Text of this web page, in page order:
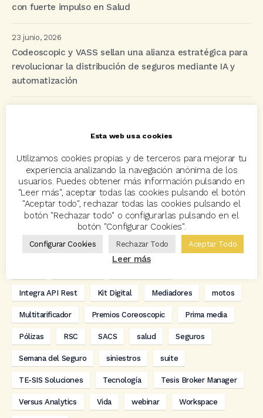
con fuerte impulso en Salud
23 junio, 2026
Codeoscopic y VASS sellan una alianza estratégica para
revolucionar la distribución de seguros mediante IA y
automatización
acuerdo Acuerdos Allianz asisa autos
Avant2 Avant2 Sales Manager ayudas Bcover
Carlos Rovira Codeoscopic Codeoscopic Academy
Codeoscopic Workspace Coverize Decesos
digitalización Eventos formación GRC-Broker
Integra API Rest Kit Digital Mediadores motos
Multitarificador Premios Coreoscopic Prima media
Pólizas RSC SACS salud Seguros
Semana del Seguro siniestros suite
TE-SIS Soluciones Tecnología Tesis Broker Manager
Versus Analytics Vida webinar Workspace
Esta web usa cookies
Utilizamos cookies propias y de terceros para mejorar tu
experiencia analizando la navegación anónima de los
usuarios. Puedes obtener más información pulsando en
"Leer más", aceptar todas las cookies pulsando el botón
"Aceptar todo", rechazar todas las cookies pulsando el
botón "Rechazar todo" o configurarlas pulsando en el
botón "Configurar Cookies".
Configurar Cookies Rechazar Todo Aceptar Todo
Leer más